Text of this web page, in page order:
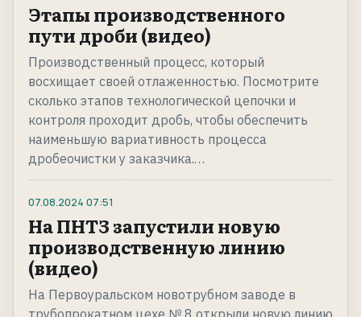
Этапы производственного
пути дроби (видео)
Производственный процесс, который
восхищает своей отлаженностью. Посмотрите
сколько этапов технологической цепочки и
контроля проходит дробь, чтобы обеспечить
наименьшую вариативность процесса
дробеочистки у заказчика.…
07.08.2024 07:51
На ПНТЗ запустили новую
производственную линию
(видео)
На Первоуральском новотрубном заводе в